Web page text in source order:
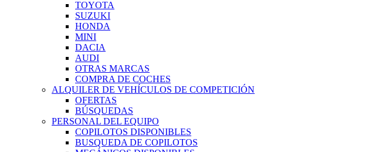
TOYOTA
SUZUKI
HONDA
MINI
DACIA
AUDI
OTRAS MARCAS
COMPRA DE COCHES
ALQUILER DE VEHÍCULOS DE COMPETICIÓN
OFERTAS
BÚSQUEDAS
PERSONAL DEL EQUIPO
COPILOTOS DISPONIBLES
BUSQUEDA DE COPILOTOS